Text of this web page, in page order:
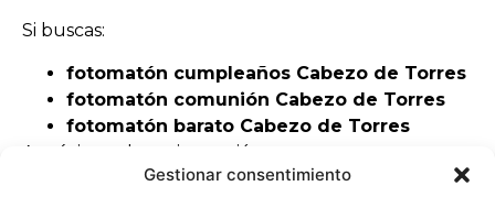
Gestionar consentimiento
Si buscas:
fotomatón cumpleaños Cabezo de Torres
fotomatón comunión Cabezo de Torres
fotomatón barato Cabezo de Torres
Aquí tienes la mejor opción.